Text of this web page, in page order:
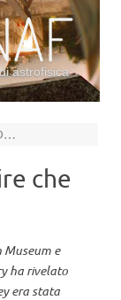
astrofisica
IL 13 MARZO I QUARANT’ANNI DAL FLYBY DELLA SONDA GIOTTO
che
Museum e
ha rivelato
era stata